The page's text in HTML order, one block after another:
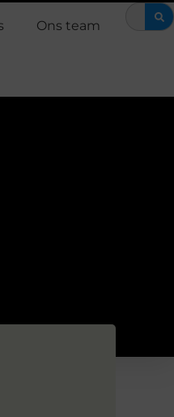
in de strijd tegen
Ons team